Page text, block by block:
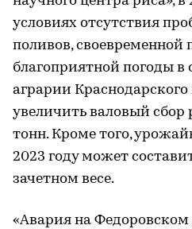
условиях отсутствия
поливов,
благоприятной погоды в
аграрии Краснодарского
увеличить валовый сбор
тонн. Кроме того,
2023 году может
зачетном весе.
«Авария на Федоровском